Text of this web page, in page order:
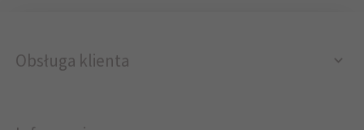
Obsługa klienta